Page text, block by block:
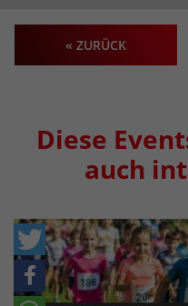
« ZURÜCK
Diese
auch